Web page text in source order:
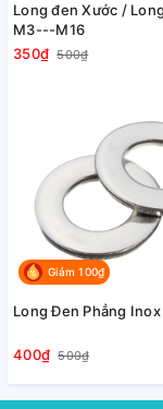
Long đen Xước /
M3---M16
350₫ 500₫
Giảm 100₫
Long Đen Phẳng Inox
400₫ 500₫